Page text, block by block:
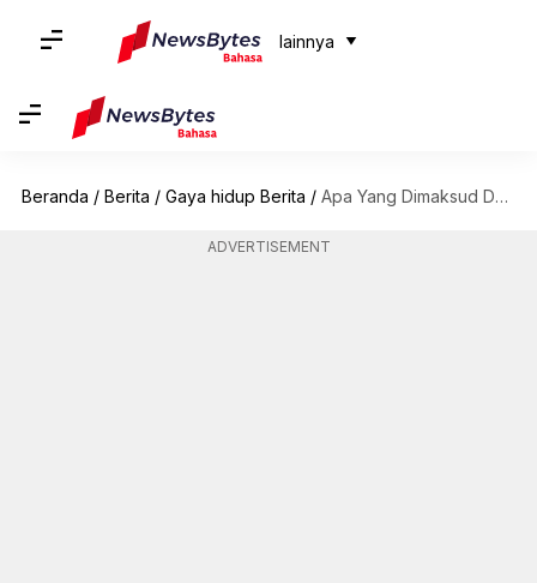
lainnya
Beranda / Berita / Gaya hidup Berita / Apa Yang Dimaksud Dengan Sindrom Paris Dan Penjelasannya
ADVERTISEMENT